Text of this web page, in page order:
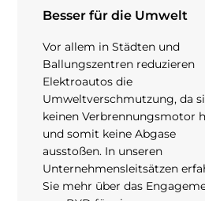
Besser für die Umwelt
Vor allem in Städten und
Ballungszentren reduzieren
Elektroautos die
Umweltverschmutzung, da
keinen Verbrennungsmotor
und somit keine Abgase
ausstoßen. In unseren
Unternehmensleitsätzen
Sie mehr über das